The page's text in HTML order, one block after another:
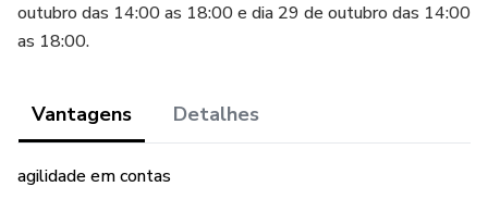
outubro das 14:00 as 18:00 e dia 29 de outubro das 14:00
as 18:00.
Vantagens Detalhes
agilidade em contas